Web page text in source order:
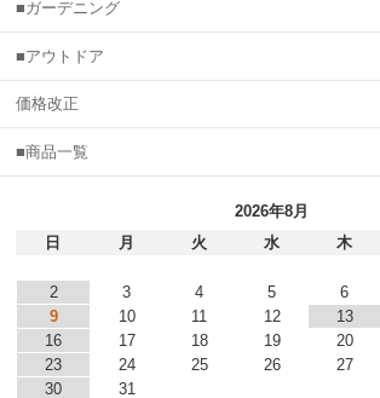
■ガーデニング
■アウトドア
価格改正
■商品一覧
2026年8月
日
月 火 水 木
2
3 4 5 6
9
10 11 12 13
16
17 18 19 20
23
24 25 26 27
30
31